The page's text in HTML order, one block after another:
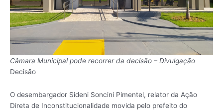
Câmara Municipal pode recorrer da decisão – Divulgação
Decisão
O desembargador Sideni Soncini Pimentel, relator da Ação
Direta de Inconstitucionalidade movida pelo prefeito do